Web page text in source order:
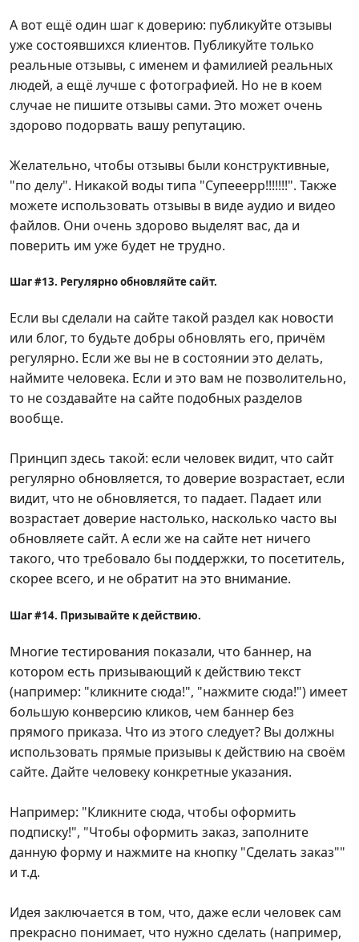
А вот ещё один шаг к доверию: публикуйте отзывы
уже состоявшихся клиентов. Публикуйте только
реальные отзывы, с именем и фамилией реальных
людей, а ещё лучше с фотографией. Но не в коем
случае не пишите отзывы сами. Это может очень
здорово подорвать вашу репутацию.
Желательно, чтобы отзывы были конструктивные,
"по делу". Никакой воды типа "Супееерр!!!!!!!". Также
можете использовать отзывы в виде аудио и видео
файлов. Они очень здорово выделят вас, да и
поверить им уже будет не трудно.
Шаг #13. Регулярно обновляйте сайт.
Если вы сделали на сайте такой раздел как новости
или блог, то будьте добры обновлять его, причём
регулярно. Если же вы не в состоянии это делать,
наймите человека. Если и это вам не позволительно,
то не создавайте на сайте подобных разделов
вообще.
Принцип здесь такой: если человек видит, что сайт
регулярно обновляется, то доверие возрастает, если
видит, что не обновляется, то падает. Падает или
возрастает доверие настолько, насколько часто вы
обновляете сайт. А если же на сайте нет ничего
такого, что требовало бы поддержки, то посетитель,
скорее всего, и не обратит на это внимание.
Шаг #14. Призывайте к действию.
Многие тестирования показали, что баннер, на
котором есть призывающий к действию текст
(например: "кликните сюда!", "нажмите сюда!") имеет
большую конверсию кликов, чем баннер без
прямого приказа. Что из этого следует? Вы должны
использовать прямые призывы к действию на своём
сайте. Дайте человеку конкретные указания.
Например: "Кликните сюда, чтобы оформить
подписку!", "Чтобы оформить заказ, заполните
данную форму и нажмите на кнопку "Сделать заказ""
и т.д.
Идея заключается в том, что, даже если человек сам
прекрасно понимает, что нужно сделать (например,